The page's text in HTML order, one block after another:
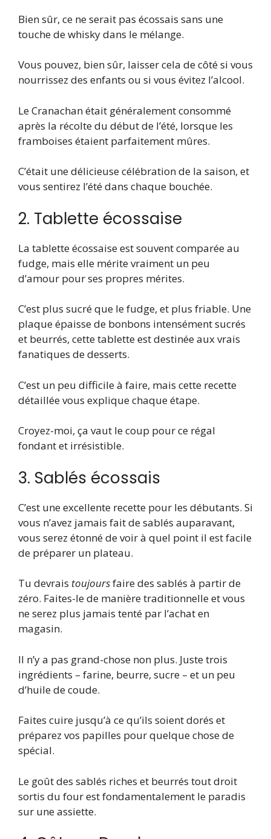
Bien sûr, ce ne serait pas écossais sans une
touche de whisky dans le mélange.
Vous pouvez, bien sûr, laisser cela de côté si vous
nourrissez des enfants ou si vous évitez l’alcool.
Le Cranachan était généralement consommé
après la récolte du début de l’été, lorsque les
framboises étaient parfaitement mûres.
C’était une délicieuse célébration de la saison, et
vous sentirez l’été dans chaque bouchée.
2. Tablette écossaise
La tablette écossaise est souvent comparée au
fudge, mais elle mérite vraiment un peu
d’amour pour ses propres mérites.
C’est plus sucré que le fudge, et plus friable. Une
plaque épaisse de bonbons intensément sucrés
et beurrés, cette tablette est destinée aux vrais
fanatiques de desserts.
C’est un peu difficile à faire, mais cette recette
détaillée vous explique chaque étape.
Croyez-moi, ça vaut le coup pour ce régal
fondant et irrésistible.
3. Sablés écossais
C’est une excellente recette pour les débutants. Si
vous n’avez jamais fait de sablés auparavant,
vous serez étonné de voir à quel point il est facile
de préparer un plateau.
Tu devrais toujoursfaire des sablés à partir de
zéro. Faites-le de manière traditionnelle et vous
ne serez plus jamais tenté par l’achat en
magasin.
Il n’y a pas grand-chose non plus. Juste trois
ingrédients – farine, beurre, sucre – et un peu
d’huile de coude.
Faites cuire jusqu’à ce qu’ils soient dorés et
préparez vos papilles pour quelque chose de
spécial.
Le goût des sablés riches et beurrés tout droit
sortis du four est fondamentalement le paradis
sur une assiette.